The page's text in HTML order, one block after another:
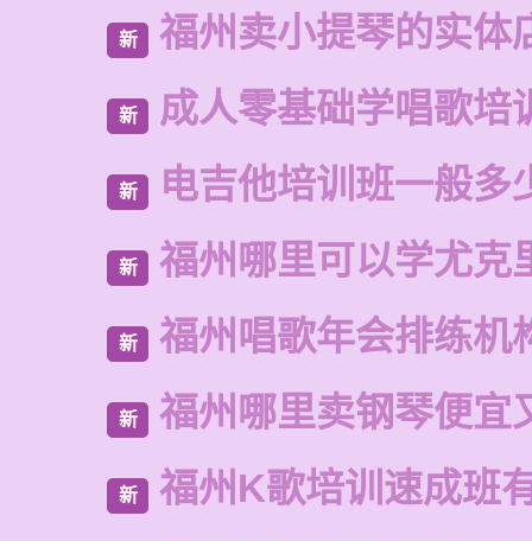
新 福州卖小提琴的实体
新 成人零基础学唱歌培
新 电吉他培训班一般多
新 福州哪里可以学尤克
新 福州唱歌年会排练机
新 福州哪里卖钢琴便宜
新 福州K歌培训速成班